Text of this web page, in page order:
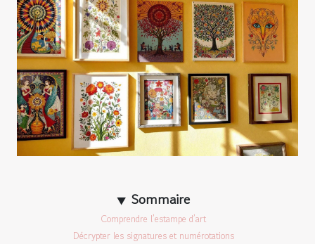
Sommaire
Comprendre l’estampe d’art
Décrypter les signatures et numérotations